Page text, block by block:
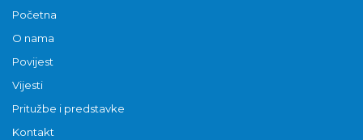
Početna
O nama
Povijest
Vijesti
Pritužbe i predstavke
Kontakt